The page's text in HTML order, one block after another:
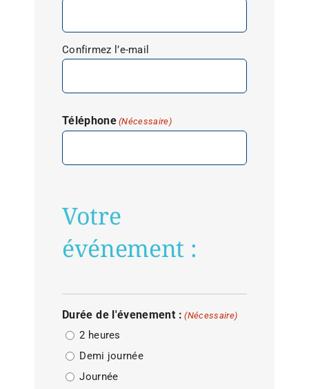
Confirmez l’e-mail
Téléphone (Nécessaire)
Votre
événement :
Durée de l'évenement : (Nécessaire)
2 heures
Demi journée
Journée